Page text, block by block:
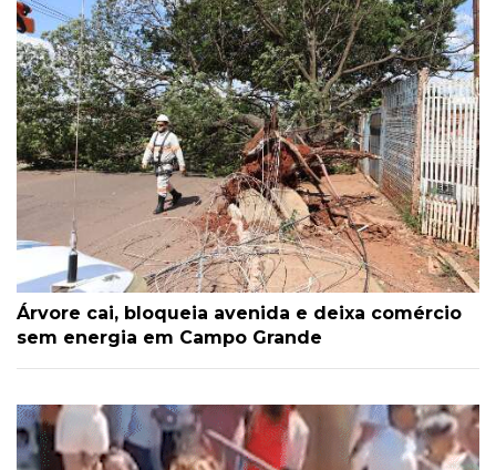
Árvore cai, bloqueia avenida e deixa comércio
sem energia em Campo Grande